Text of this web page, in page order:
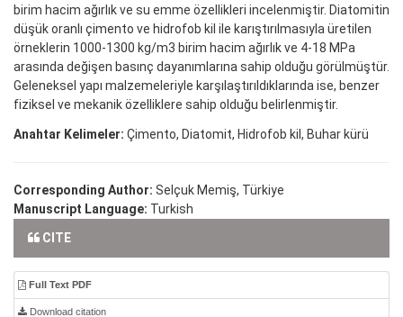
birim hacim ağırlık ve su emme özellikleri incelenmiştir. Diatomitin
düşük oranlı çimento ve hidrofob kil ile karıştırılmasıyla üretilen
örneklerin 1000-1300 kg/m3 birim hacim ağırlık ve 4-18 MPa
arasında değişen basınç dayanımlarına sahip olduğu görülmüştür.
Geleneksel yapı malzemeleriyle karşılaştırıldıklarında ise, benzer
fiziksel ve mekanik özelliklere sahip olduğu belirlenmiştir.
Anahtar Kelimeler: Çimento, Diatomit, Hidrofob kil, Buhar kürü
Corresponding Author: Selçuk Memiş, Türkiye
Manuscript Language: Turkish
CITE
Full Text PDF
Download citation